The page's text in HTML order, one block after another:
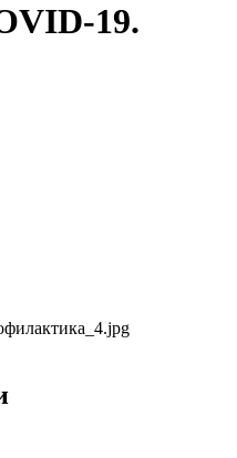
19.